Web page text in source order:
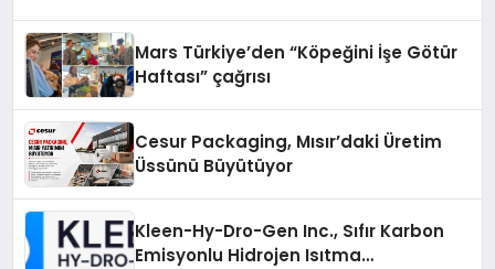
Mars Türkiye’den “Köpeğini İşe Götür
Haftası” çağrısı
Cesur Packaging, Mısır’daki Üretim
Üssünü Büyütüyor
Kleen-Hy-Dro-Gen Inc., Sıfır Karbon
Emisyonlu Hidrojen Isıtma